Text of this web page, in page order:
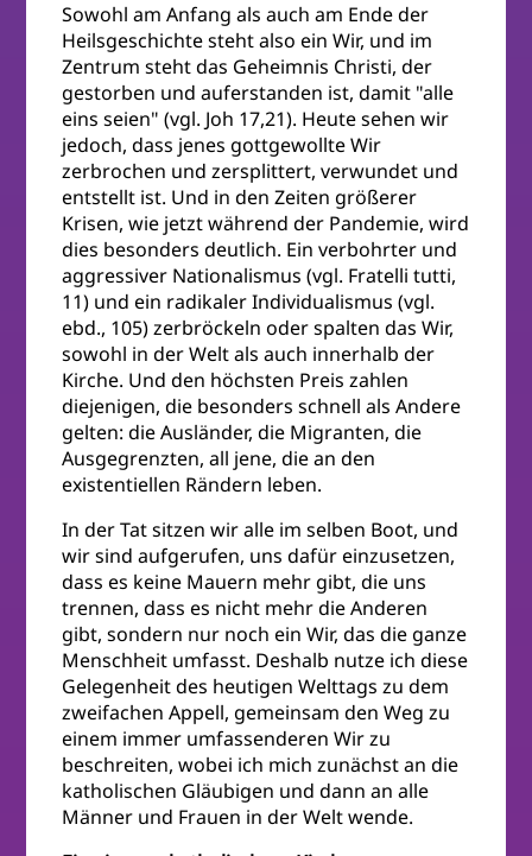
Sowohl am Anfang als auch am Ende der
Heilsgeschichte steht also ein Wir, und im
Zentrum steht das Geheimnis Christi, der
gestorben und auferstanden ist, damit "alle
eins seien" (vgl. Joh 17,21). Heute sehen wir
jedoch, dass jenes gottgewollte Wir
zerbrochen und zersplittert, verwundet und
entstellt ist. Und in den Zeiten größerer
Krisen, wie jetzt während der Pandemie, wird
dies besonders deutlich. Ein verbohrter und
aggressiver Nationalismus (vgl. Fratelli tutti,
11) und ein radikaler Individualismus (vgl.
ebd., 105) zerbröckeln oder spalten das Wir,
sowohl in der Welt als auch innerhalb der
Kirche. Und den höchsten Preis zahlen
diejenigen, die besonders schnell als Andere
gelten: die Ausländer, die Migranten, die
Ausgegrenzten, all jene, die an den
existentiellen Rändern leben.
In der Tat sitzen wir alle im selben Boot, und
wir sind aufgerufen, uns dafür einzusetzen,
dass es keine Mauern mehr gibt, die uns
trennen, dass es nicht mehr die Anderen
gibt, sondern nur noch ein Wir, das die ganze
Menschheit umfasst. Deshalb nutze ich diese
Gelegenheit des heutigen Welttags zu dem
zweifachen Appell, gemeinsam den Weg zu
einem immer umfassenderen Wir zu
beschreiten, wobei ich mich zunächst an die
katholischen Gläubigen und dann an alle
Männer und Frauen in der Welt wende.